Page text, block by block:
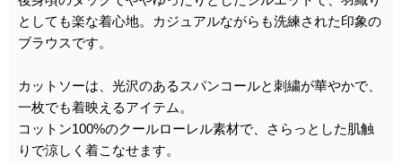
としても楽な着心地。カジュアルながらも洗練された印象の
ブラウスです。
カットソーは、光沢のあるスパンコールと刺繍が華やかで、
一枚でも着映えるアイテム。
コットン100%のクールローレル素材で、さらっとした肌触
りで涼しく着こなせます。